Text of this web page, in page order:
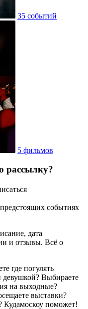
35 событий
5 фильмов
рассылку?
событиях
дата
и отзывы. Всё о
где погулять
девушкой? Выбираете
на выходные?
выставки?
Кудамоскоу поможет!